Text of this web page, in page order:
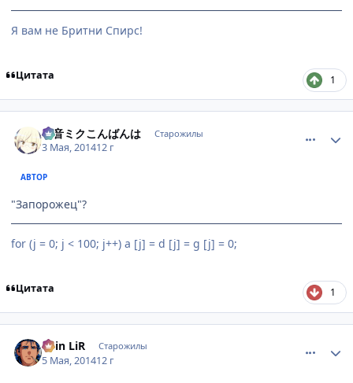
Я вам не Бритни Спирс!
Цитата 1
初音ミクこんばんは Старожилы
3 Мая, 201412 г
АВТОР
"Запорожец"?
for (j = 0; j < 100; j++) a [j] = d [j] = g [j] = 0;
Цитата 1
Shin LiR Старожилы
5 Мая, 201412 г